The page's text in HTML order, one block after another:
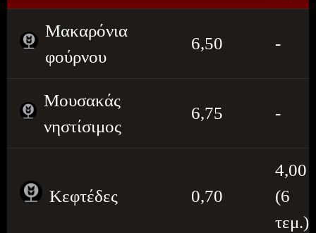
Μακαρόνια
φούρνου
6,50 -
Μουσακάς
νηστίσιμος
6,75 -
Κεφτέδες 0,70
4,00
(6
τεμ.)